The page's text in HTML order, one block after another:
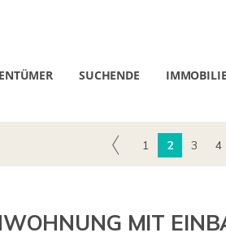
SUCHENDE
1 2 3 4
MIT